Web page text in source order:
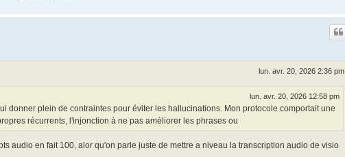
lun. avr. 20, 2026 2:36 pm
lun. avr. 20, 2026 12:58 pm
donner plein de contraintes pour éviter les hallucinations. Mon protocole comportait une
récurrents, l'injonction à ne pas améliorer les phrases ou
audio en fait 100, alor qu'on parle juste de mettre a niveau la transcription audio de visio